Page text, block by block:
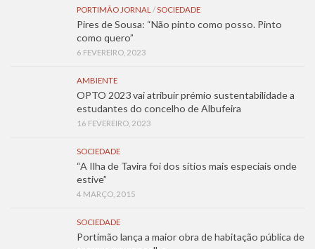
PORTIMÃO JORNAL / SOCIEDADE
Pires de Sousa: “Não pinto como posso. Pinto
como quero”
6 FEVEREIRO, 2023
AMBIENTE
OPTO 2023 vai atribuir prémio sustentabilidade a
estudantes do concelho de Albufeira
16 FEVEREIRO, 2023
SOCIEDADE
“A Ilha de Tavira foi dos sítios mais especiais onde
estive”
4 MARÇO, 2015
SOCIEDADE
Portimão lança a maior obra de habitação pública de